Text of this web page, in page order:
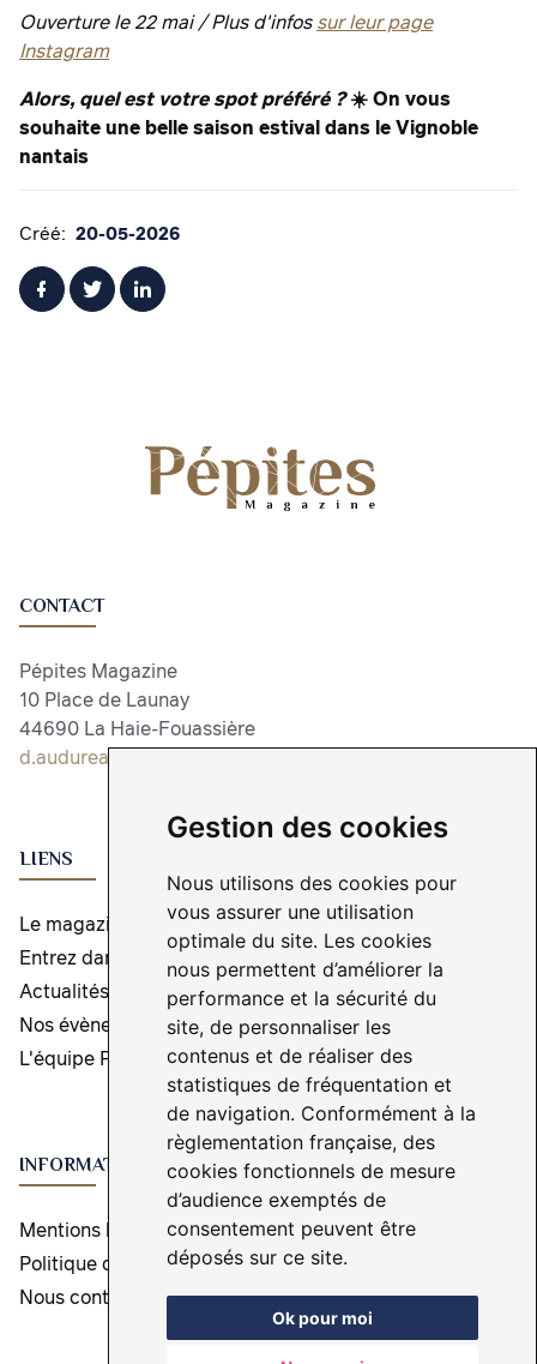
Gestion des cookies
Nous utilisons des cookies pour
vous assurer une utilisation
optimale du site. Les cookies
nous permettent d’améliorer la
performance et la sécurité du
site, de personnaliser les
contenus et de réaliser des
statistiques de fréquentation et
de navigation. Conformément à la
règlementation française, des
cookies fonctionnels de mesure
d’audience exemptés de
consentement peuvent être
déposés sur ce site.
Ok pour moi
Ouverture le 22 mai / Plus d'infossur leur page
Instagram
Alors, quel est votre spot préféré ?☀️ On vous
souhaite une belle saison estival dans le Vignoble
nantais
Créé: 20-05-2026
CONTACT
Pépites Magazine
10 Place de Launay
44690 La Haie-Fouassière
d.audureau@pepitesmagazine.com
LIENS
Le magazine
Entrez dans l'aventure
Actualités
Nos évènements
L'équipe Pépites Magazine
INFORMATIONS
Mentions légales
Politique de protection des données
Nous contacter